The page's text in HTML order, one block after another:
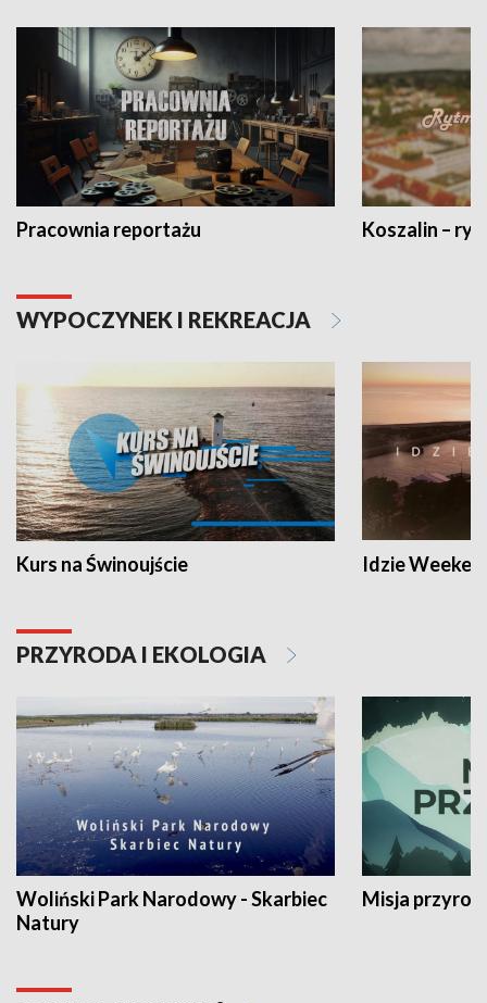
Pracownia reportażu Koszalin –
WYPOCZYNEK I REKREACJA
Kurs na Świnoujście Idzie
PRZYRODA I EKOLOGIA
Woliński Park Narodowy - Skarbiec
Natury
Misja